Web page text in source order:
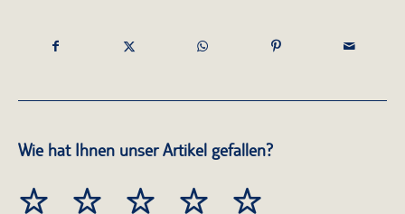
Wie hat Ihnen unser Artikel gefallen?